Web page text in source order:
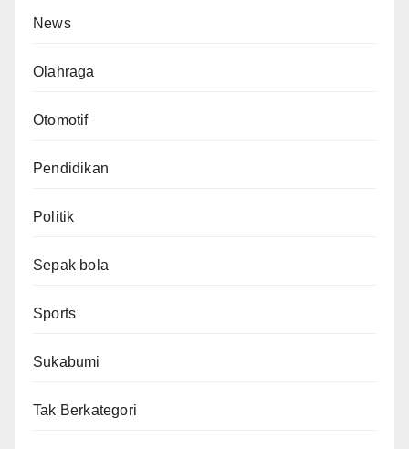
News
Olahraga
Otomotif
Pendidikan
Politik
Sepak bola
Sports
Sukabumi
Tak Berkategori